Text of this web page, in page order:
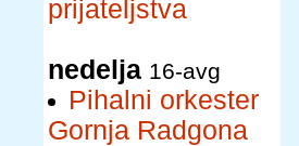
prijateljstva
nedelja 16-avg
Pihalni orkester
Gornja Radgona